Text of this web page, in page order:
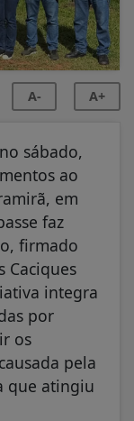
A- A+
sábado,
ao
em
faz
firmado
Caciques
integra
por
os
pela
que atingiu